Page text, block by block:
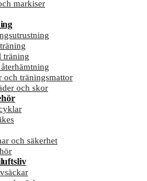
markiser
träning
och träningsmattor
och skor
och säkerhet